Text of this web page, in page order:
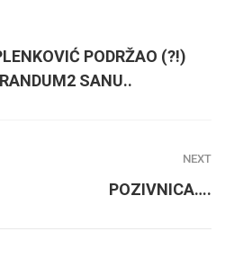
PODRŽAO (?!)
SANU..
NEXT
POZIVNICA….